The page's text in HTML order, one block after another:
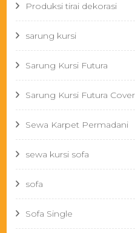
Produksi tirai dekorasi
sarung kursi
Sarung Kursi Futura
Sarung Kursi Futura
Sewa Karpet Permadani
sewa kursi sofa
sofa
Sofa Single